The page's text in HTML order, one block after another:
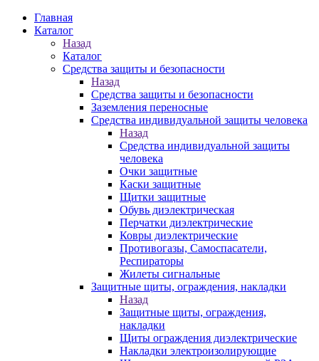
Главная
Каталог
Назад
Каталог
Средства защиты и безопасности
Назад
Средства защиты и безопасности
Заземления переносные
Средства индивидуальной защиты человека
Назад
Средства индивидуальной защиты
человека
Очки защитные
Каски защитные
Щитки защитные
Обувь диэлектрическая
Перчатки диэлектрические
Ковры диэлектрические
Противогазы, Самоспасатели,
Респираторы
Жилеты сигнальные
Защитные щиты, ограждения, накладки
Назад
Защитные щиты, ограждения,
накладки
Щиты ограждения диэлектрические
Накладки электроизолирующие